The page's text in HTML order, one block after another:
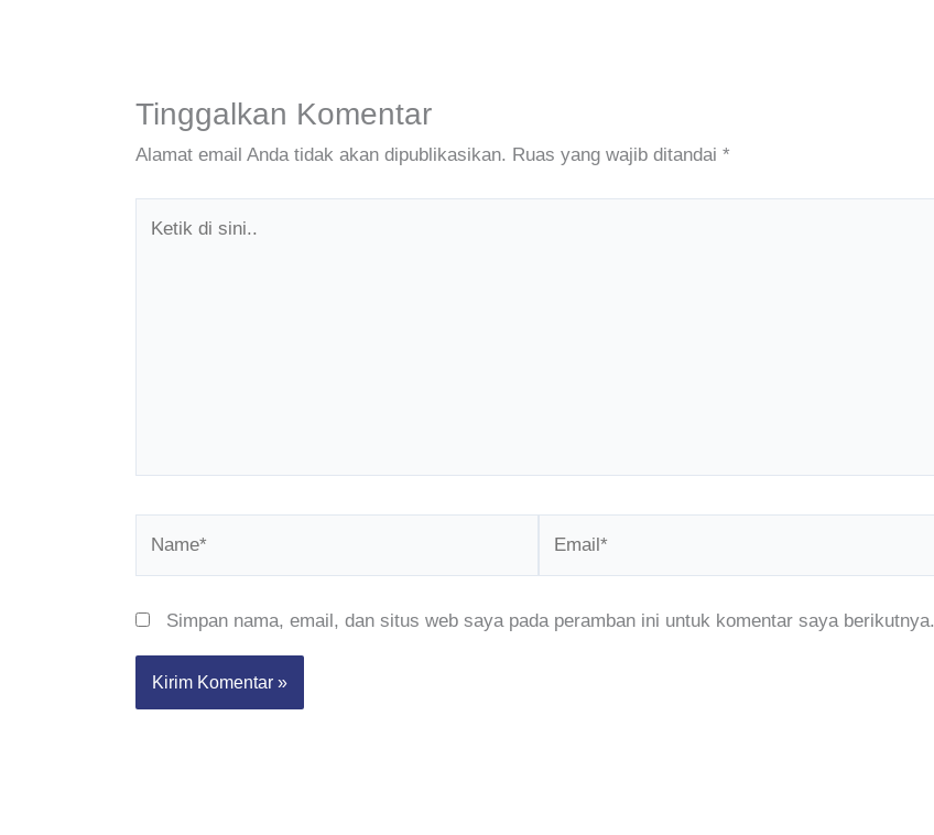
Tinggalkan Komentar
Alamat email Anda tidak akan dipublikasikan. Ruas yang wajib ditandai *
Simpan nama, email, dan situs web saya pada peramban ini untuk komentar saya berikutnya.